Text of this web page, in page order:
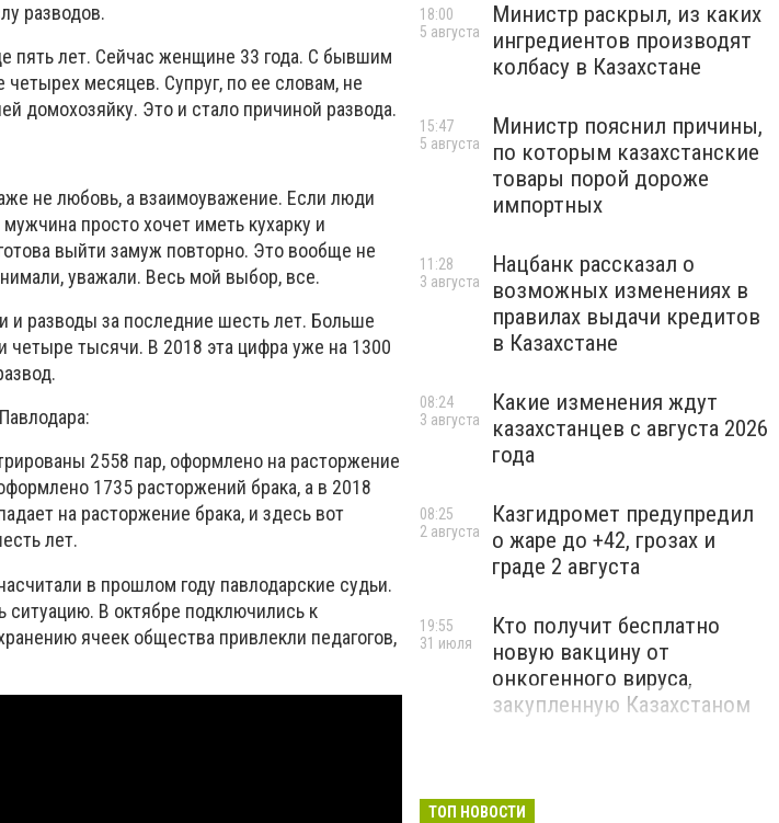
разводов.
пять лет. Сейчас женщине 33 года. С бывшим
месяцев. Супруг, по ее словам, не
домохозяйку. Это и стало причиной развода.
не любовь, а взаимоуважение. Если люди
просто хочет иметь кухарку и
выйти замуж повторно. Это вообще не
уважали. Весь мой выбор, все.
и разводы за последние шесть лет. Больше
четыре тысячи. В 2018 эта цифра уже на 1300
2558 пар, оформлено на расторжение
1735 расторжений брака, а в 2018
на расторжение брака, и здесь вот
лет.
в прошлом году павлодарские судьи.
В октябре подключились к
ячеек общества привлекли педагогов,
Министр раскрыл, из каких
ингредиентов производят
колбасу в Казахстане
18:00
5 августа
Министр пояснил причины,
по которым казахстанские
товары порой дороже
импортных
15:47
5 августа
Нацбанк рассказал о
возможных изменениях в
правилах выдачи кредитов
в Казахстане
11:28
3 августа
Какие изменения ждут
казахстанцев с августа 2026
года
08:24
3 августа
Казгидромет предупредил
о жаре до +42, грозах и
граде 2 августа
08:25
2 августа
Кто получит бесплатно
новую вакцину от
онкогенного вируса,
закупленную Казахстаном
19:55
31 июля
ТОП НОВОСТИ